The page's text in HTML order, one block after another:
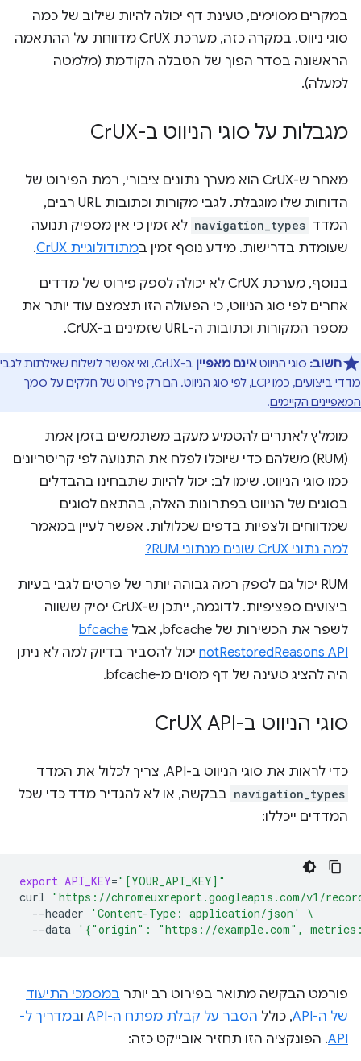
במקרים מסוימים, טעינת דף יכולה להיות שילוב של כמה
סוגי ניווט. במקרה כזה, מערכת CrUX מדווחת על ההתאמה
הראשונה בסדר הפוך של הטבלה הקודמת (מלמטה
למעלה).
מגבלות על סוגי הניווט ב-CrUX
מאחר ש-CrUX הוא מערך נתונים ציבורי, רמת הפירוט של
הדוחות שלו מוגבלת. לגבי מקורות וכתובות URL רבים,
המדד navigation_types לא זמין כי אין מספיק תנועה
שעומדת בדרישות. מידע נוסף זמין במתודולוגיית CrUX .
בנוסף, מערכת CrUX לא יכולה לספק פירוט של מדדים
אחרים לפי סוג הניווט, כי הפעולה הזו תצמצם עוד יותר את
מספר המקורות וכתובות ה-URL שזמינים ב-CrUX.
חשוב: סוגי הניווטאינם מאפיין
ב-CrUX, ואי אפשר לשלוח שאילתות לגבי
מדדי ביצועים, כמו LCP, לפי סוג הניווט. הם רק פירוט של חלקים על סמך
המאפיינים הקיימים.
מומלץ לאתרים להטמיע מעקב משתמשים בזמן אמת
(RUM) משלהם כדי שיוכלו לפלח את התנועה לפי קריטריונים
כמו סוגי הניווט. שימו לב: יכול להיות שתבחינו בהבדלים
בסוגים של הניווט בפתרונות האלה, בהתאם לסוגים
שמדווחים ולצפיות בדפים שכלולות. אפשר לעיין במאמר
למה נתוני CrUX שונים מנתוני RUM?
RUM יכול גם לספק רמה גבוהה יותר של פרטים לגבי בעיות
ביצועים ספציפיות. לדוגמה, ייתכן ש-CrUX יסיק ששווה
לשפר את הכשירות של bfcache, אבל
bfcache
notRestoredReasons API יכול להסביר בדיוק למה לא ניתן
היה להציג טעינה של דף מסוים מ-bfcache.
סוגי הניווט ב-CrUX API
כדי לראות את סוגי הניווט ב-API, צריך לכלול את המדד
navigation_types בבקשה, או לא להגדיר מדד כדי שכל
המדדים ייכללו:
export API_KEY="[YOUR_API_KEY]"
curl "https://chromeuxreport.googleapis.com/v1/
--header
'Content-Type: application/json'
\
--data '{"origin": "https://example.com",
פורמט הבקשה מתואר בפירוט רב יותר במסמכי התיעוד
של ה-API
, כולל הסבר על קבלת מפתח ה-API ובמדריך ל-
API. הפונקציה הזו תחזיר אובייקט כזה: